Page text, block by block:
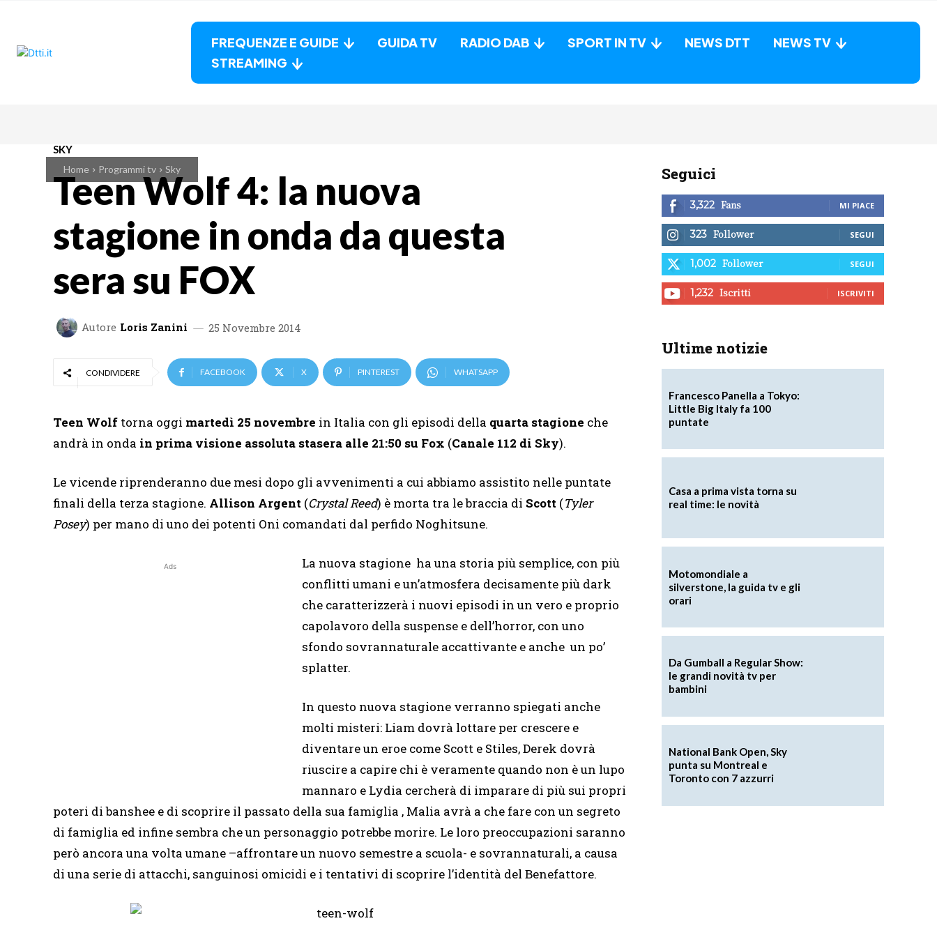
FREQUENZE E GUIDE GUIDA TV RADIO DAB SPORT IN TV NEWS DTT
NEWS TV
STREAMING
Home Programmi tv Sky
SKY
Teen Wolf 4: la nuova
stagione in onda da questa
sera su FOX
Autore Loris Zanini 25 Novembre 2014
CONDIVIDERE FACEBOOK X PINTEREST WHATSAPP
Teen Wolf torna oggi martedì 25 novembre in Italia con gli episodi della quarta stagione che
andrà in onda in prima visione assoluta stasera alle 21:50 su Fox (Canale 112 di Sky).
Le vicende riprenderanno due mesi dopo gli avvenimenti a cui abbiamo assistito nelle puntate
finali della terza stagione. Allison Argent (Crystal Reed) è morta tra le braccia di Scott (Tyler
Posey) per mano di uno dei potenti Oni comandati dal perfido Noghitsune.
Ads
La nuova stagione ha una storia più semplice, con più
conflitti umani e un’atmosfera decisamente più dark
che caratterizzerà i nuovi episodi in un vero e proprio
capolavoro della suspense e dell’horror, con uno
sfondo sovrannaturale accattivante e anche un po’
splatter.
In questo nuova stagione verranno spiegati anche
molti misteri: Liam dovrà lottare per crescere e
diventare un eroe come Scott e Stiles, Derek dovrà
riuscire a capire chi è veramente quando non è un lupo
mannaro e Lydia cercherà di imparare di più sui propri
poteri di banshee e di scoprire il passato della sua famiglia , Malia avrà a che fare con un segreto
di famiglia ed infine sembra che un personaggio potrebbe morire. Le loro preoccupazioni saranno
però ancora una volta umane –affrontare un nuovo semestre a scuola- e sovrannaturali, a causa
di una serie di attacchi, sanguinosi omicidi e i tentativi di scoprire l’identità del Benefattore.
Seguici
3,322 Fans MI PIACE
323 Follower SEGUI
1,002 Follower SEGUI
1,232 Iscritti ISCRIVITI
Ultime notizie
Francesco Panella a Tokyo:
Little Big Italy fa 100
puntate
Casa a prima vista torna su
real time: le novità
Motomondiale a
silverstone, la guida tv e gli
orari
Da Gumball a Regular Show:
le grandi novità tv per
bambini
National Bank Open, Sky
punta su Montreal e
Toronto con 7 azzurri